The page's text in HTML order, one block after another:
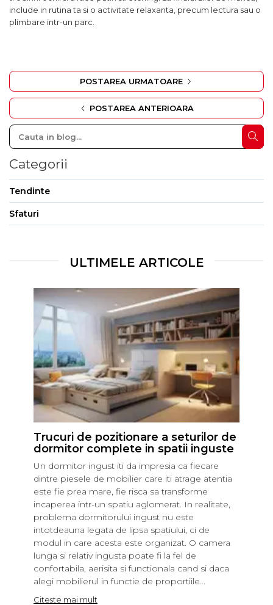
include in rutina ta si o activitate relaxanta, precum lectura sau o
plimbare intr-un parc.
POSTAREA URMATOARE
POSTAREA ANTERIOARA
Categorii
Tendinte
Sfaturi
ULTIMELE ARTICOLE
Trucuri de pozitionare a seturilor de
dormitor complete in spatii inguste
Un dormitor ingust iti da impresia ca fiecare
dintre piesele de mobilier care iti atrage atentia
este fie prea mare, fie risca sa transforme
incaperea intr-un spatiu aglomerat. In realitate,
problema dormitorului ingust nu este
intotdeauna legata de lipsa spatiului, ci de
modul in care acesta este organizat. O camera
lunga si relativ ingusta poate fi la fel de
confortabila, aerisita si functionala cand si daca
alegi mobilierul in functie de proportiile...
Citeste mai mult